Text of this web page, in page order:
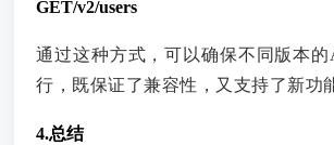
GET/v2/users
通过这种方式，可以确保不同版本
行，既保证了兼容性，又支持了新功
4.总结